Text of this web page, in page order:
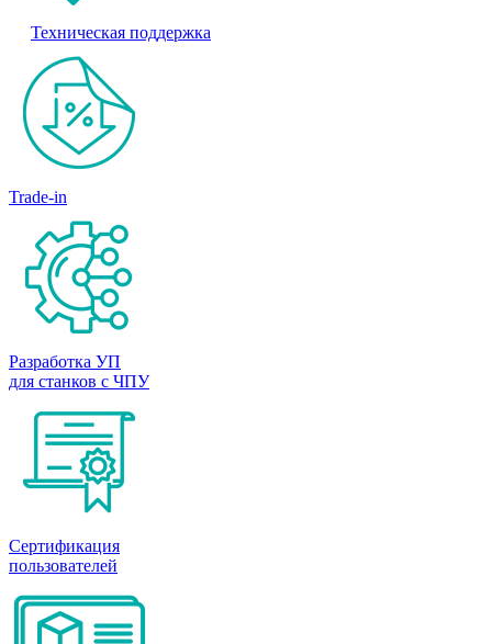
Техническая поддержка
Trade-in
Разработка УП
для станков с ЧПУ
Сертификация
пользователей